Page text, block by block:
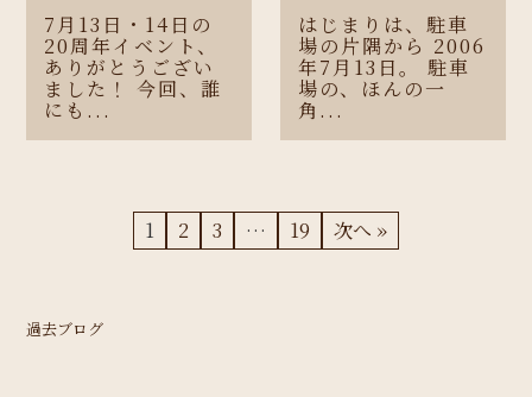
7月13日・14日の
20周年イベント、
ありがとうござい
ました！ 今回、誰
にも...
はじまりは、駐車
場の片隅から 2006
年7月13日。 駐車
場の、ほんの一
角...
1 2 3 … 19 次へ »
過去ブログ